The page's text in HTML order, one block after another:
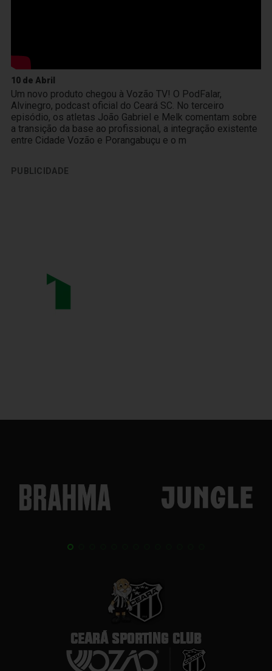
10 de Abril
Um novo produto chegou à Vozão TV! O PodFalar,
Alvinegro, podcast oficial do Ceará SC. No terceiro
episódio, os atletas João Gabriel e Melk comentam sobre
a transição da base ao profissional, a integração existente
entre Cidade Vozão e Porangabuçu e o m
PUBLICIDADE
CEARÁ SPORTING CLUB